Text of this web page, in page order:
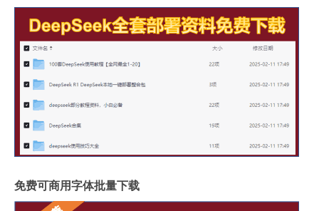
免费可商用字体批量下载